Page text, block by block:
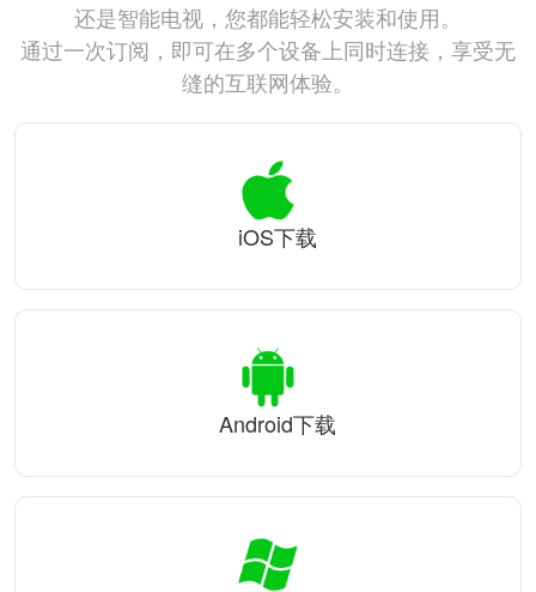
还是智能电视，您都能轻松安装和使用。
通过一次订阅，即可在多个设备上同时连接，享受无
缝的互联网体验。
iOS下载
Android下载